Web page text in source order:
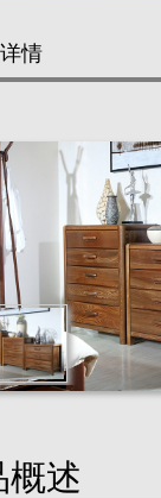
情
概述